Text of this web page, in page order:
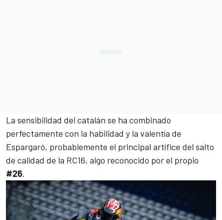
La sensibilidad del catalán se ha combinado
perfectamente con la habilidad y la valentía de
Espargaró, probablemente el principal artífice del salto
de calidad de la RC16, algo reconocido por el propio
#26.